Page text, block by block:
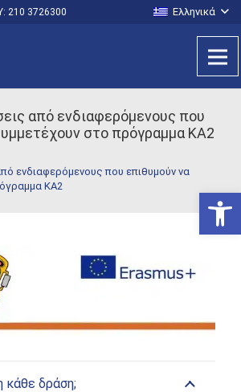
210 3726300 Ελληνικά
από ενδιαφερόμενους που
στο πρόγραμμα ΚΑ2
ενδιαφερόμενους που επιθυμούν να
ΚΑ2
κάθε δράση;